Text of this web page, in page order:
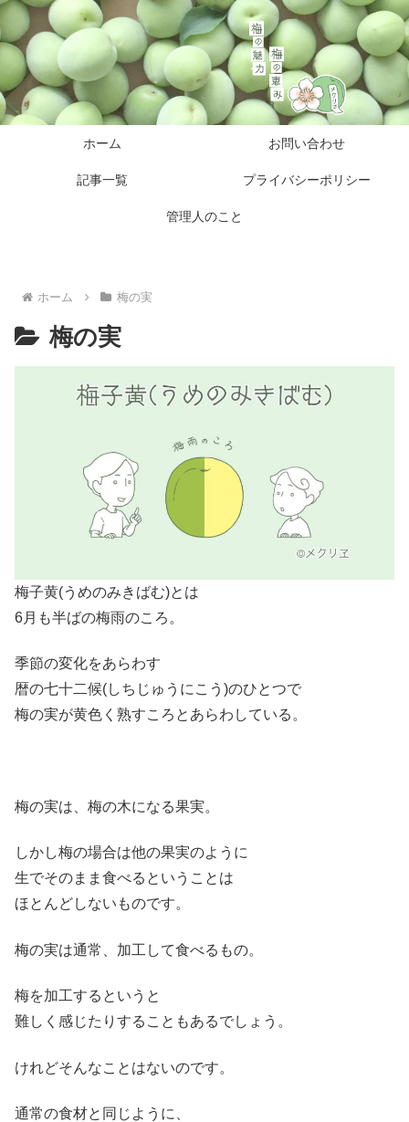
ホーム お問い合わせ
記事一覧 プライバシーポリシー
管理人のこと
ホーム 梅の実
梅の実
梅子黄(うめのみきばむ)とは
6月も半ばの梅雨のころ。
季節の変化をあらわす
暦の七十二候(しちじゅうにこう)のひとつで
梅の実が黄色く熟すころとあらわしている。
梅の実は、梅の木になる果実。
しかし梅の場合は他の果実のように
生でそのまま食べるということは
ほとんどしないものです。
梅の実は通常、加工して食べるもの。
梅を加工するというと
難しく感じたりすることもあるでしょう。
けれどそんなことはないのです。
通常の食材と同じように、